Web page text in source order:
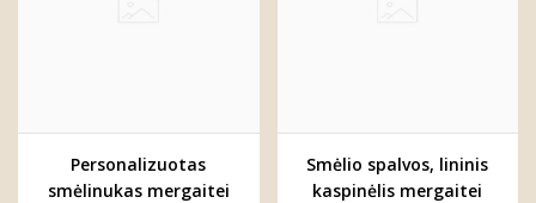
Personalizuotas
smėlinukas mergaitei
Smėlio spalvos, lininis
kaspinėlis mergaitei